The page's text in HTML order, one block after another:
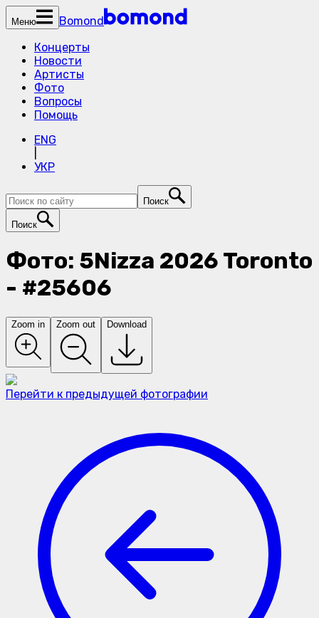
Меню
Bomond
Концерты
Новости
Артисты
Фото
Вопросы
Помощь
ENG
УКР
Поиск
Поиск
Фото: 5Nizza 2026 Toronto
- #25606
Zoom in Zoom out Download
Перейти к предыдущей фотографии